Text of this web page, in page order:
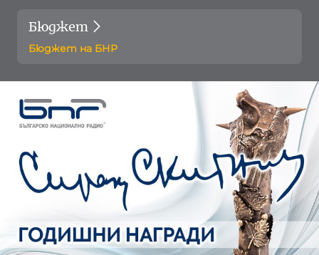
Бюджет
Бюджет на БНР